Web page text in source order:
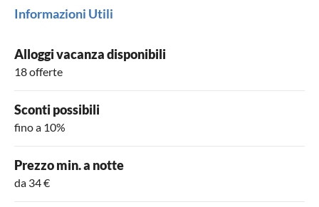
Informazioni Utili
Alloggi vacanza disponibili
18 offerte
Sconti possibili
fino a 10%
Prezzo min. a notte
da 34 €